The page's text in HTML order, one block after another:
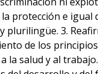
protección e
3.
de los
la salud y al